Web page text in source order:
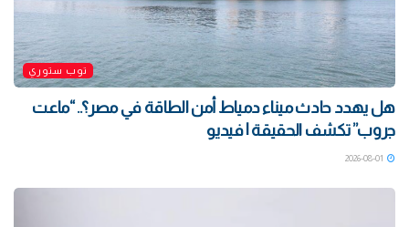
توب ستوري
هل يهدد حادث ميناء دمياط أمن الطاقة في مصر؟.. “ماعت
جروب” تكشف الحقيقة | فيديو